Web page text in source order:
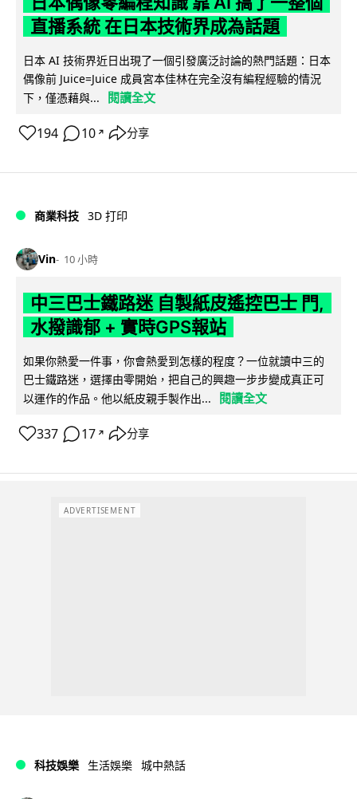
直播系統 在日本技術界成為話題
日本 AI 技術界近日出現了一個引發廣泛討論的熱門話題：日本
偶像前 Juice=Juice 成員宮本佳林在完全沒有編程經驗的情況
下，僅憑藉與...
閱讀全文
194 10 ↗ 分享
商業科技 3D 打印
Vin 10 小時
中三巴士鐵路迷 自製紙皮遙控巴士 門,
水撥識郁 + 實時GPS報站
如果你熱愛一件事，你會熱愛到怎樣的程度？一位就讀中三的
巴士鐵路迷，選擇由零開始，把自己的興趣一步步變成真正可
以運作的作品。他以紙皮親手製作出...
閱讀全文
337 17 ↗ 分享
ADVERTISEMENT
科技娛樂 生活娛樂 城中熱話